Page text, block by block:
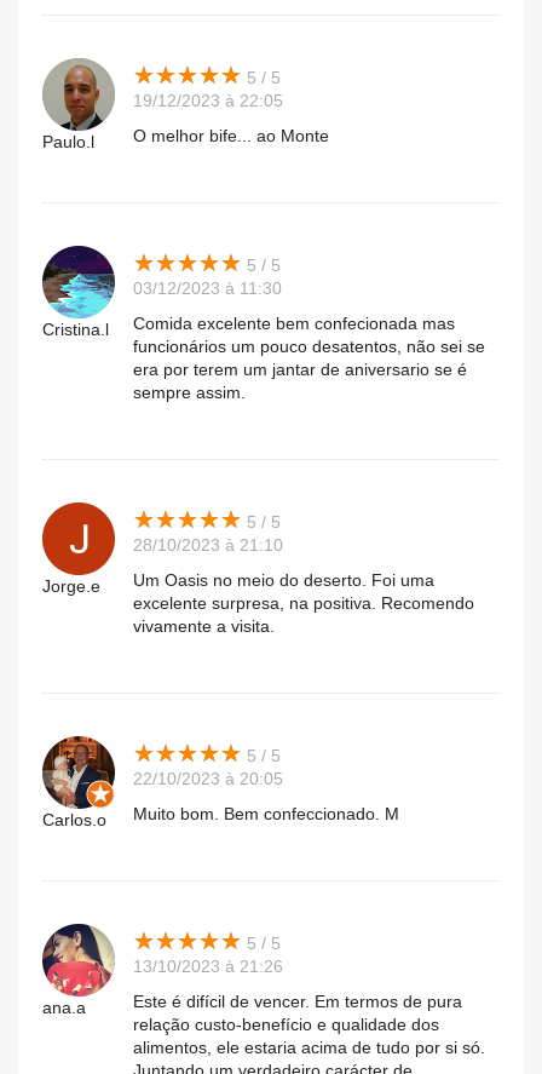
Paulo.l
★★★★★
★★★★★ 5 / 5
19/12/2023 à 22:05
O melhor bife... ao Monte
Cristina.l
★★★★★
★★★★★ 5 / 5
03/12/2023 à 11:30
Comida excelente bem confecionada mas
funcionários um pouco desatentos, não sei se
era por terem um jantar de aniversario se é
sempre assim.
Jorge.e
★★★★★
★★★★★ 5 / 5
28/10/2023 à 21:10
Um Oasis no meio do deserto. Foi uma
excelente surpresa, na positiva. Recomendo
vivamente a visita.
Carlos.o
★★★★★
★★★★★ 5 / 5
22/10/2023 à 20:05
Muito bom. Bem confeccionado. M
ana.a
★★★★★
★★★★★ 5 / 5
13/10/2023 à 21:26
Este é difícil de vencer. Em termos de pura
relação custo-benefício e qualidade dos
alimentos, ele estaria acima de tudo por si só.